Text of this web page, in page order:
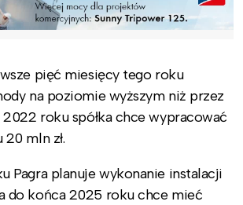
pięć miesięcy tego roku
na poziomie wyższym niż przez
2022 roku spółka chce wypracować
mln zł.
Pagra planuje wykonanie instalacji
do końca 2025 roku chce mieć